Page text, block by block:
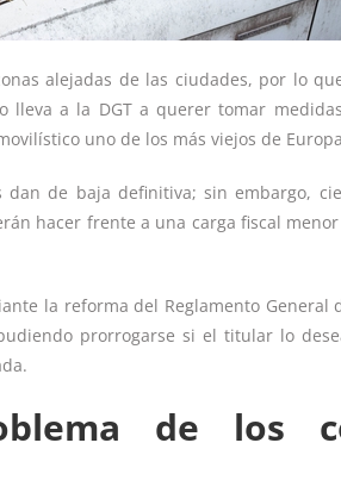
alejadas de las ciudades, por lo
lleva a la DGT a querer tomar
uno de los más viejos de
dan de baja definitiva; sin embargo,
hacer frente a una carga fiscal
la reforma del Reglamento General
prorrogarse si el titular lo
de los